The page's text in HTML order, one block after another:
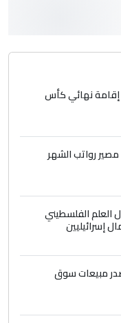
اصول عريقة
حسين سل
يسقط
اصول عريقة
حسين سل
كلام
للإنسان
إقامة نهائي كأس
رواتب الشهر
العلم الفلسطيني
إسرائيليين
مبيعات سوق